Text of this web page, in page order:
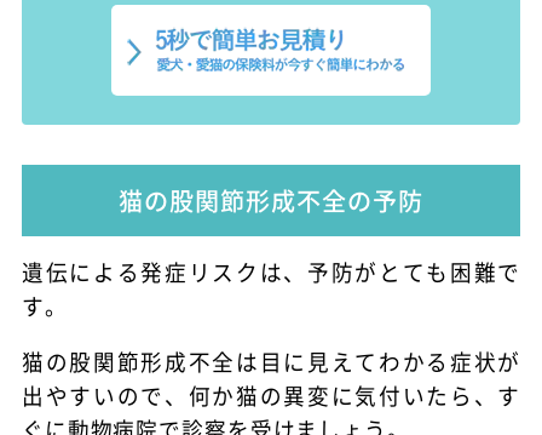
猫の股関節形成不全の予防
遺伝による発症リスクは、予防がとても困難で
す。
猫の股関節形成不全は目に見えてわかる症状が
出やすいので、何か猫の異変に気付いたら、す